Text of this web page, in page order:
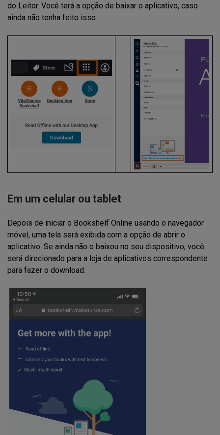
do Leitor. Você terá a opção de baixar o aplicativo, caso
ainda não tenha feito isso.
Em um celular ou tablet
Depois de iniciar o Bookshelf Online usando o navegador
móvel, uma tela será exibida com a opção de abrir o
aplicativo. Se ainda não o baixou no seu dispositivo, você
será direcionado para a loja de aplicativos correspondente
para fazer o download.